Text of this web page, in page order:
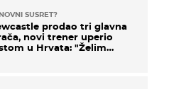
SUSRET?
prodao tri glavna
novi trener uperio
u Hrvata: "Želim